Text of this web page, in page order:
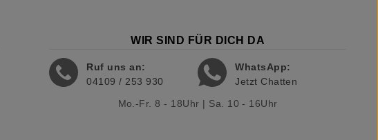
WIR SIND FÜR DICH DA
Ruf uns an:
04109 / 253 930
WhatsApp:
Jetzt Chatten
Mo.-Fr. 8 - 18Uhr | Sa. 10 - 16Uhr